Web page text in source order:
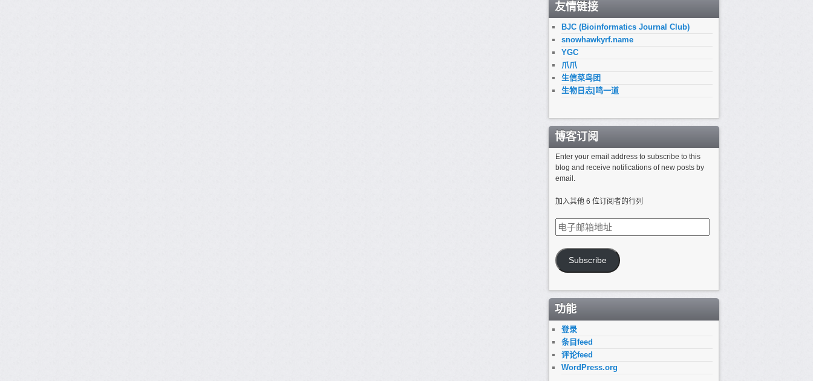
友情链接
BJC (Bioinformatics Journal Club)
snowhawkyrf.name
YGC
爪爪
生信菜鸟团
生物日志|鸣一道
博客订阅
Enter your email address to subscribe to this
blog and receive notifications of new posts by
email.
加入其他 6 位订阅者的行列
电
子
箱
地
Subscribe
功能
登录
条目feed
评论feed
WordPress.org